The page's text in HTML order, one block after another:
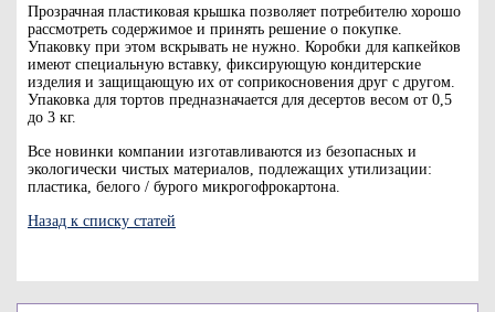
Прозрачная пластиковая крышка позволяет потребителю хорошо
рассмотреть содержимое и принять решение о покупке.
Упаковку при этом вскрывать не нужно. Коробки для капкейков
имеют специальную вставку, фиксирующую кондитерские
изделия и защищающую их от соприкосновения друг с другом.
Упаковка для тортов предназначается для десертов весом от 0,5
до 3 кг.
Все новинки компании изготавливаются из безопасных и
экологически чистых материалов, подлежащих утилизации:
пластика, белого / бурого микрогофрокартона.
Назад к списку статей